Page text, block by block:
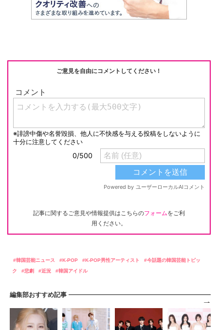
at b
k
a
Li
ご意見を自由にコメントしてください！
記事に関するご意見や情報提供はこちらのフォームをご利
用ください。
韓国芸能ニュース K-POP K-POP男性アーティスト
今話題の韓国芸能トピッ
ク
悲劇 近況 韓国アイドル
編集部おすすめ記事